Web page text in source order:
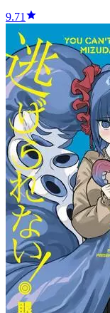
9.71